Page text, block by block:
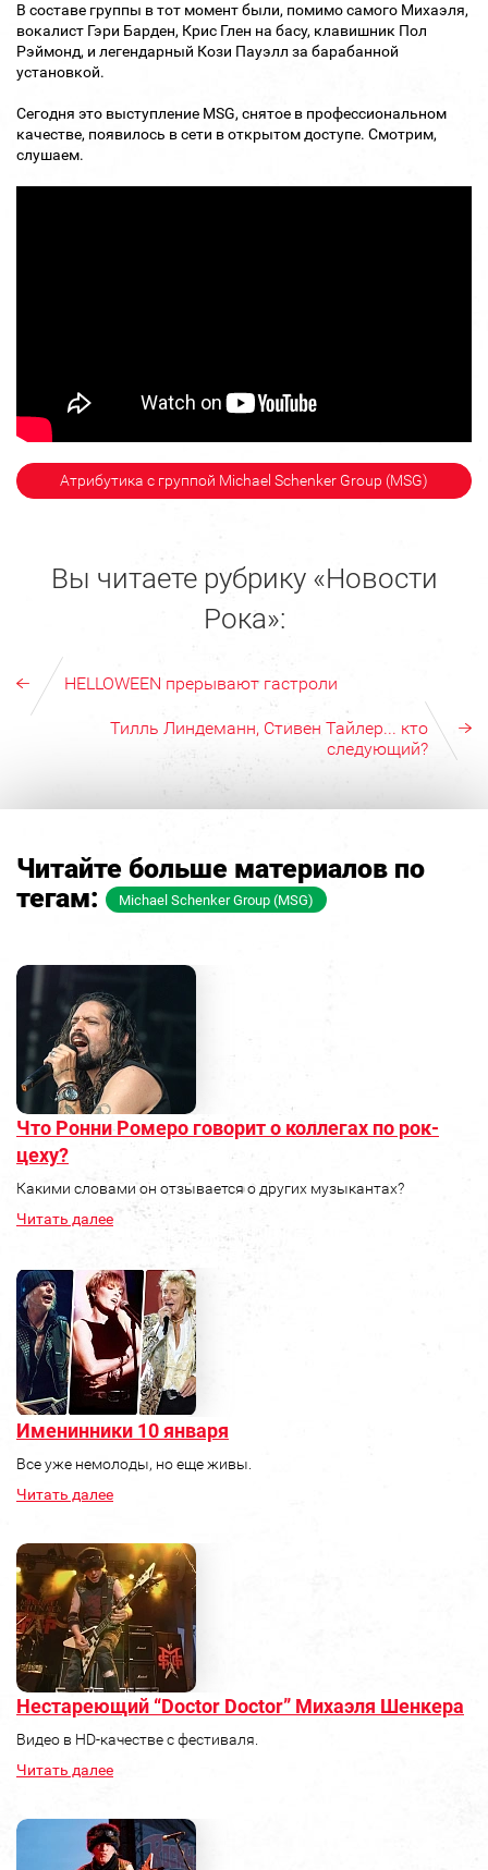
В составе группы в тот момент были, помимо самого Михаэля,
вокалист Гэри Барден, Крис Глен на басу, клавишник Пол
Рэймонд, и легендарный Кози Пауэлл за барабанной
установкой.
Сегодня это выступление MSG, снятое в профессиональном
качестве, появилось в сети в открытом доступе. Смотрим,
слушаем.
Атрибутика с группой Michael Schenker Group (MSG)
Вы читаете рубрику «Новости
Рока»:
HELLOWEEN прерывают гастроли
Тилль Линдеманн, Стивен Тайлер... кто
следующий?
Читайте больше материалов по
тегам:
Michael Schenker Group (MSG)
Что Ронни Ромеро говорит о коллегах по рок-
цеху?
Какими словами он отзывается о других музыкантах?
Читать далее
Именинники 10 января
Все уже немолоды, но еще живы.
Читать далее
Нестареющий “Doctor Doctor” Михаэля Шенкера
Видео в HD-качестве с фестиваля.
Читать далее